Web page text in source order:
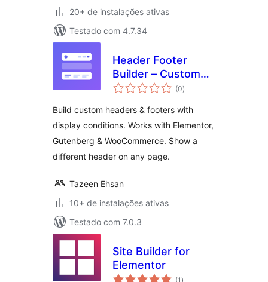
20+ de instalações ativas
Testado com 4.7.34
Header Footer
Builder – Custom
Header & Footer for
Gutenberg &
WooCommerce
(0total
de
)
Build custom headers & footers with
display conditions. Works with Elementor,
Gutenberg & WooCommerce. Show a
different header on any page.
Tazeen Ehsan
10+ de instalações ativas
Testado com 7.0.3
Site Builder for
Elementor
(1 total
)